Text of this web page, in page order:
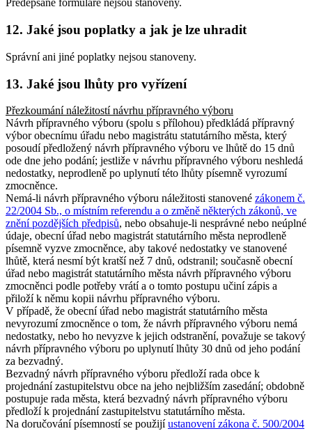
Předepsané formuláře nejsou stanoveny.
12. Jaké jsou poplatky a jak je lze uhradit
Správní ani jiné poplatky nejsou stanoveny.
13. Jaké jsou lhůty pro vyřízení
Přezkoumání náležitostí návrhu přípravného výboru
Návrh přípravného výboru (spolu s přílohou) předkládá přípravný
výbor obecnímu úřadu nebo magistrátu statutárního města, který
posoudí předložený návrh přípravného výboru ve lhůtě do 15 dnů
ode dne jeho podání; jestliže v návrhu přípravného výboru neshledá
nedostatky, neprodleně po uplynutí této lhůty písemně vyrozumí
zmocněnce.
Nemá-li návrh přípravného výboru náležitosti stanovené zákonem č.
22/2004 Sb., o místním referendu a o změně některých zákonů, ve
znění pozdějších předpisů, nebo obsahuje-li nesprávné nebo neúplné
údaje, obecní úřad nebo magistrát statutárního města neprodleně
písemně vyzve zmocněnce, aby takové nedostatky ve stanovené
lhůtě, která nesmí být kratší než 7 dnů, odstranil; současně obecní
úřad nebo magistrát statutárního města návrh přípravného výboru
zmocněnci podle potřeby vrátí a o tomto postupu učiní zápis a
přiloží k němu kopii návrhu přípravného výboru.
V případě, že obecní úřad nebo magistrát statutárního města
nevyrozumí zmocněnce o tom, že návrh přípravného výboru nemá
nedostatky, nebo ho nevyzve k jejich odstranění, považuje se takový
návrh přípravného výboru po uplynutí lhůty 30 dnů od jeho podání
za bezvadný.
Bezvadný návrh přípravného výboru předloží rada obce k
projednání zastupitelstvu obce na jeho nejbližším zasedání; obdobně
postupuje rada města, která bezvadný návrh přípravného výboru
předloží k projednání zastupitelstvu statutárního města.
Na doručování písemností se použijíustanovení zákona č. 500/2004